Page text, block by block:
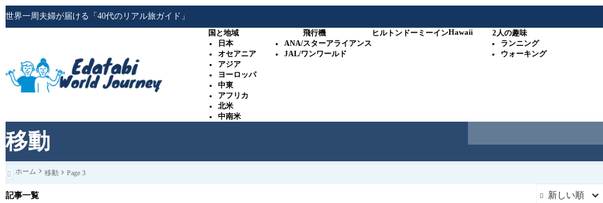
移動
世界一周夫婦が届ける「40代のリアル旅ガイド」
国と地域
日本
オセアニア
アジア
ヨーロッパ
中東
アフリカ
北米
中南米
飛行機
ANA/スターアライアンス
JAL/ワンワールド
ヒルトン ドーミーインHawaii
2人の趣味
ランニング
ウォーキング
 ホーム 移動 Page 3
記事一覧 